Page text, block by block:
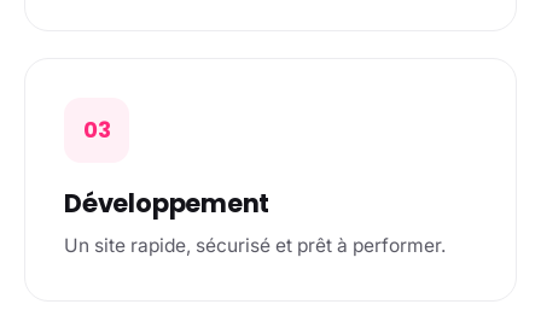
03
Développement
Un site rapide, sécurisé et prêt à performer.